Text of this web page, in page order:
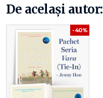
De același autor:
-40%